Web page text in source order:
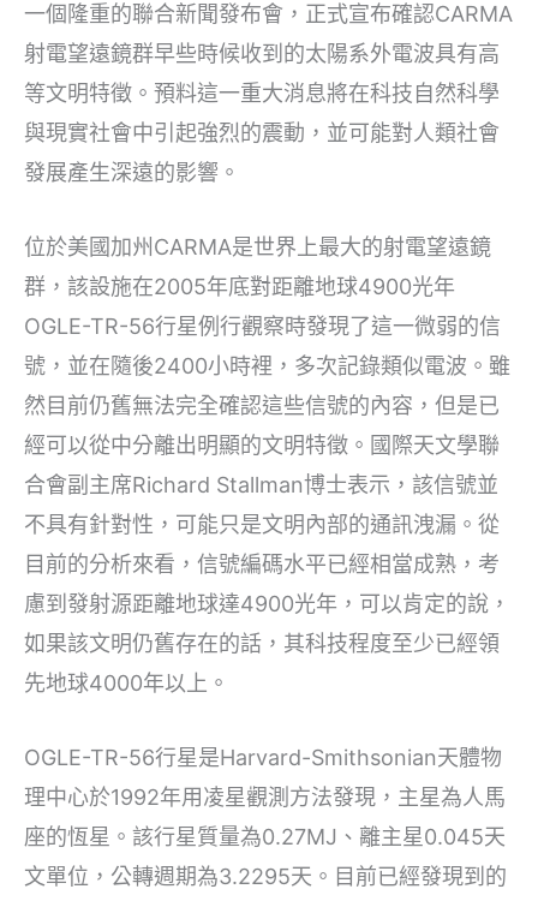
一個隆重的聯合新聞發布會，正式宣布確認CARMA
射電望遠鏡群早些時候收到的太陽系外電波具有高
等文明特徵。預料這一重大消息將在科技自然科學
與現實社會中引起強烈的震動，並可能對人類社會
發展產生深遠的影響。
位於美國加州CARMA是世界上最大的射電望遠鏡
群，該設施在2005年底對距離地球4900光年
OGLE-TR-56行星例行觀察時發現了這一微弱的信
號，並在隨後2400小時裡，多次記錄類似電波。雖
然目前仍舊無法完全確認這些信號的內容，但是已
經可以從中分離出明顯的文明特徵。國際天文學聯
合會副主席Richard Stallman博士表示，該信號並
不具有針對性，可能只是文明內部的通訊洩漏。從
目前的分析來看，信號編碼水平已經相當成熟，考
慮到發射源距離地球達4900光年，可以肯定的說，
如果該文明仍舊存在的話，其科技程度至少已經領
先地球4000年以上。
OGLE-TR-56行星是Harvard-Smithsonian天體物
理中心於1992年用凌星觀測方法發現，主星為人馬
座的恆星。該行星質量為0.27MJ、離主星0.045天
文單位，公轉週期為3.2295天。目前已經發現到的